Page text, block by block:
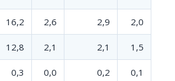
16,2 2,6 2,9 2,0
12,8 2,1 2,1 1,5
0,3 0,0 0,2 0,1